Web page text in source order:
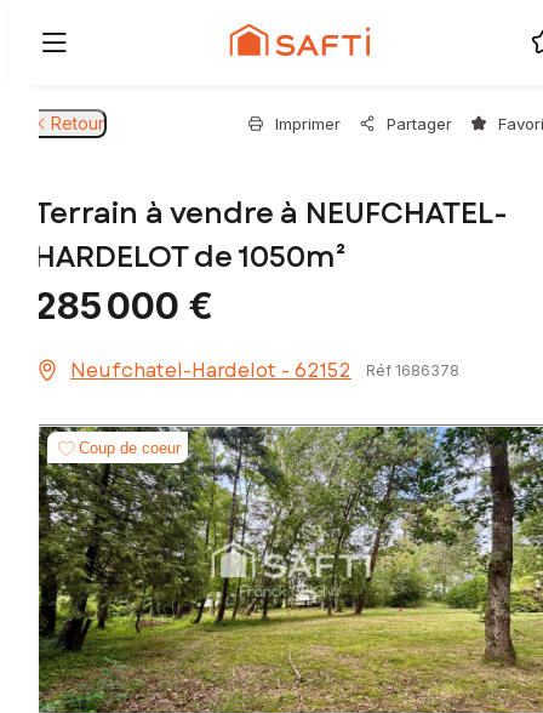
Retour Imprimer Partager
Terrain à vendre à NEUFCHATEL-
HARDELOT de 1050m²
285 000 €
Neufchatel-Hardelot - 62152 Réf 1686378
Coup de coeur